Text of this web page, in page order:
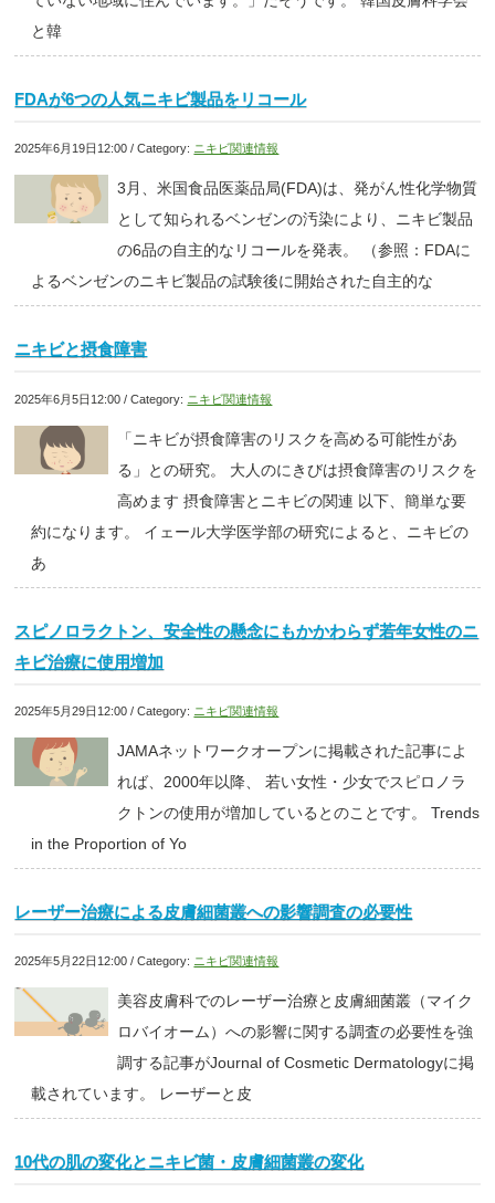
と韓
FDAが6つの人気ニキビ製品をリコール
2025年6月19日12:00 / Category: ニキビ関連情報
3月、米国食品医薬品局(FDA)は、発がん性化学物質
として知られるベンゼンの汚染により、ニキビ製品
の6品の自主的なリコールを発表。 （参照：FDAに
よるベンゼンのニキビ製品の試験後に開始された自主的な
ニキビと摂食障害
2025年6月5日12:00 / Category: ニキビ関連情報
「ニキビが摂食障害のリスクを高める可能性があ
る」との研究。 大人のにきびは摂食障害のリスクを
高めます 摂食障害とニキビの関連 以下、簡単な要
約になります。 イェール大学医学部の研究によると、ニキビの
あ
スピノロラクトン、安全性の懸念にもかかわらず若年女性のニ
キビ治療に使用増加
2025年5月29日12:00 / Category: ニキビ関連情報
JAMAネットワークオープンに掲載された記事によ
れば、2000年以降、 若い女性・少女でスピロノラ
クトンの使用が増加しているとのことです。 Trends
in the Proportion of Yo
レーザー治療による皮膚細菌叢への影響調査の必要性
2025年5月22日12:00 / Category: ニキビ関連情報
美容皮膚科でのレーザー治療と皮膚細菌叢（マイク
ロバイオーム）への影響に関する調査の必要性を強
調する記事がJournal of Cosmetic Dermatologyに掲
載されています。 レーザーと皮
10代の肌の変化とニキビ菌・皮膚細菌叢の変化